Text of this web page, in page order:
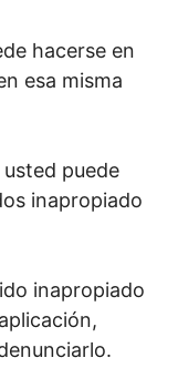
hacerse en
esa misma
usted puede
inapropiado
inapropiado